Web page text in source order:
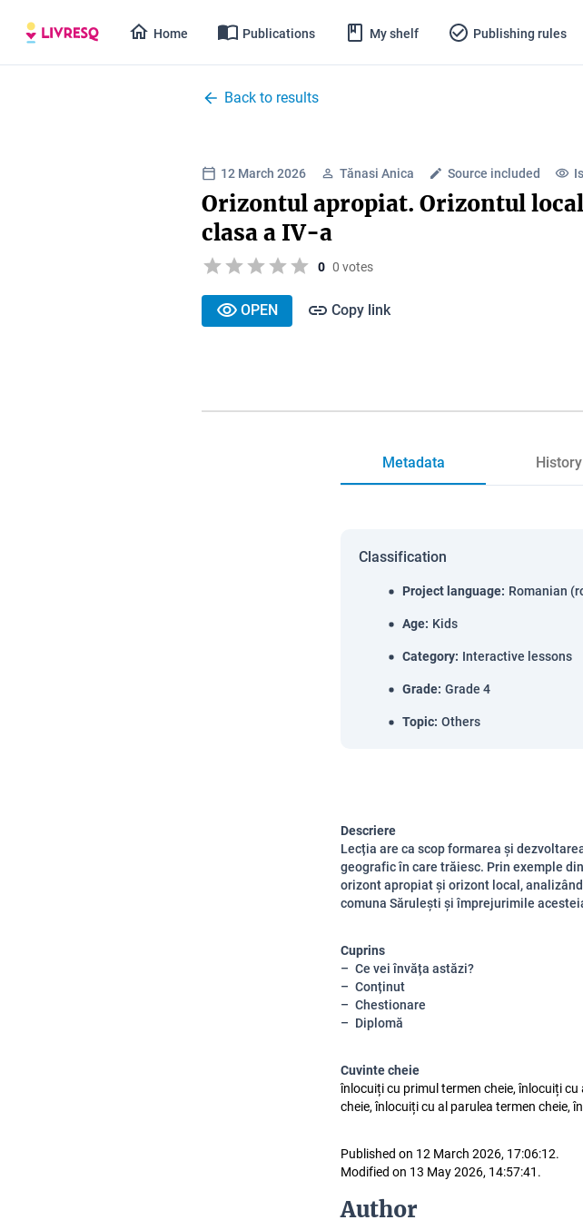
Home Publications My shelf Publishing rules
Back to results
12 March 2026 Tănasi Anica Source included
Orizontul apropiat. Orizontul
clasa a IV-a
0 0 votes
OPEN Copy link
Metadata History
Classification
Project language: Romanian
Age: Kids
Category: Interactive lessons
Grade: Grade 4
Topic: Others
Descriere
Lecția are ca scop formarea și
geografic în care trăiesc. Prin exemple
orizont apropiat și orizont local,
comuna Sărulești și împrejurimile
Cuprins
Ce vei învăța astăzi?
Conținut
Chestionare
Diplomă
Cuvinte cheie
înlocuiți cu primul termen cheie, înlocuiți
cheie, înlocuiți cu al parulea termen cheie,
Published on 12 March 2026, 17:06:12.
Modified on 13 May 2026, 14:57:41.
Author